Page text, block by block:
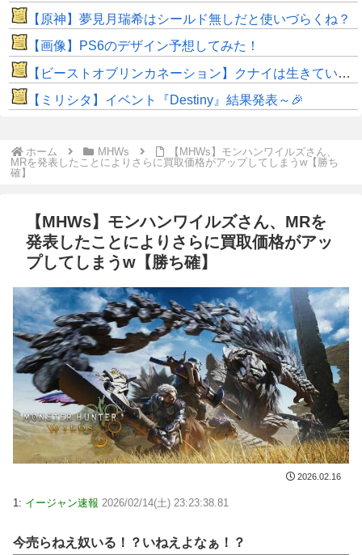
【原神】夢見月瑞希はシールド無しだと使いづらくね？
【画像】PS6のデザイン予想してみた！
【ビーストオブリンカネーション】クナイは生きていた？隠しイベント発見「円形の床がエレベーターになってる」
【ミリシタ】イベント『Destiny』結果発表～🎉
ホーム MHWs
【MHWs】モンハンワイルズさん、
MRを発表したことによりさらに買取価格がアップしてしまうw【勝ち
確】
【MHWs】モンハンワイルズさん、MRを
発表したことによりさらに買取価格がアッ
プしてしまうw【勝ち確】
2026.02.16
1: イージャン速報 2026/02/14(土) 23:23:38.81
今売らねえ奴いる！？いねえよなぁ！？